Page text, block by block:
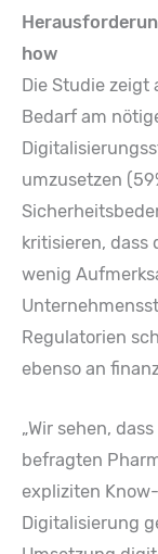
how
Die Studie zeigt
Bedarf am
umzusetzen
kritisieren, dass
wenig
Regulatorien
ebenso an
„Wir sehen,
befragten
expliziten
Digitalisierung